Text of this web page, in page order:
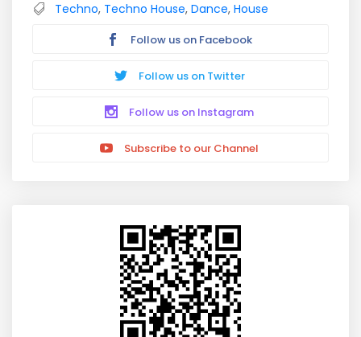
Techno, Techno House, Dance, House
Follow us on Facebook
Follow us on Twitter
Follow us on Instagram
Subscribe to our Channel